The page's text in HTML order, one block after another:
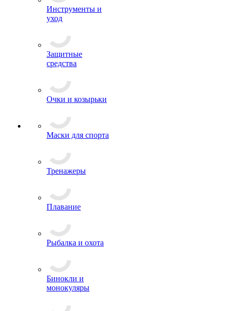
Инструменты и
уход
Защитные
средства
Очки и козырьки
Маски для спорта
Тренажеры
Плавание
Рыбалка и охота
Бинокли и
монокуляры